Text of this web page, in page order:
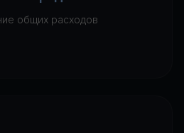
общих расходов